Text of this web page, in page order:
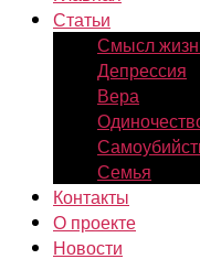
Статьи
Смысл
Депрессия
Вера
Семья
Контакты
О проекте
Новости